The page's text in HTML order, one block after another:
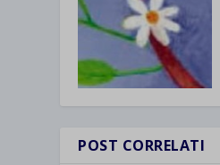
POST CORRELATI